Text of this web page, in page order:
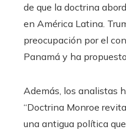
de que la doctrina
en América Latina.
preocupación por el
Panamá y ha
Además, los analistas
“Doctrina Monroe
una antigua política